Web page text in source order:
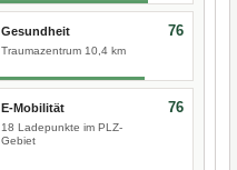
Gesundheit
Traumazentrum 10,4 km
76
E-Mobilität
18 Ladepunkte im PLZ-
Gebiet
76